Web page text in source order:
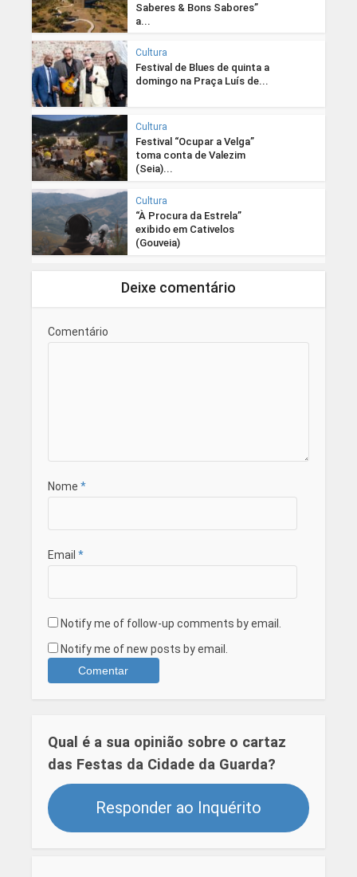
Saberes & Bons Sabores”
a...
Cultura
Festival de Blues de quinta a
domingo na Praça Luís de...
Cultura
Festival “Ocupar a Velga”
toma conta de Valezim
(Seia)...
Cultura
“À Procura da Estrela”
exibido em Cativelos
(Gouveia)
Deixe comentário
Comentário
Nome *
Email *
Notify me of follow-up comments by email.
Notify me of new posts by email.
Qual é a sua opinião sobre o cartaz
das Festas da Cidade da Guarda?
Responder ao Inquérito